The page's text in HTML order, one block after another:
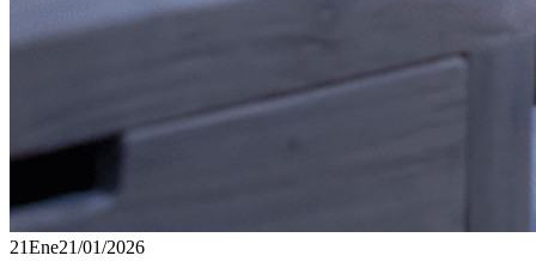
21Ene21/01/2026